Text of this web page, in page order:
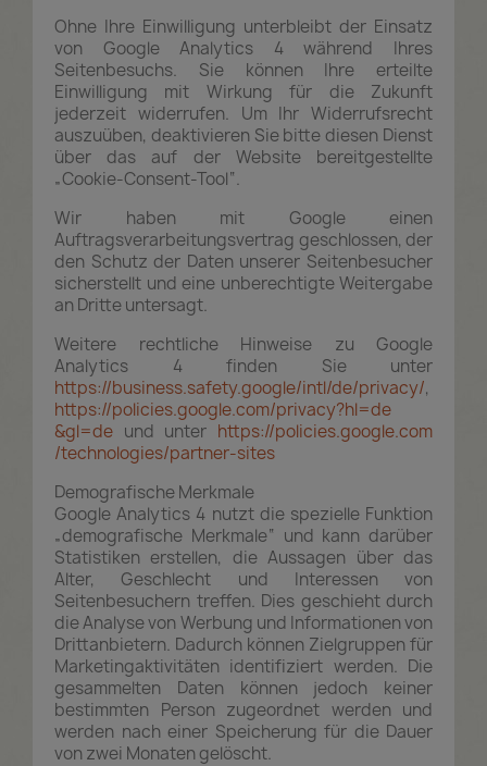
Ohne Ihre Einwilligung unterbleibt der Einsatz
von Google Analytics 4 während Ihres
Seitenbesuchs. Sie können Ihre erteilte
Einwilligung mit Wirkung für die Zukunft
jederzeit widerrufen. Um Ihr Widerrufsrecht
auszuüben, deaktivieren Sie bitte diesen Dienst
über das auf der Website bereitgestellte
„Cookie-Consent-Tool“.
Wir haben mit Google einen
Auftragsverarbeitungsvertrag geschlossen, der
den Schutz der Daten unserer Seitenbesucher
sicherstellt und eine unberechtigte Weitergabe
an Dritte untersagt.
Weitere rechtliche Hinweise zu Google
Analytics 4 finden Sie unter
https://business.safety.google/intl/de/privacy/,
https://policies.google.com/privacy?hl=de
&gl=de und unter https://policies.google.com
/technologies/partner-sites
Demografische Merkmale
Google Analytics 4 nutzt die spezielle Funktion
„demografische Merkmale“ und kann darüber
Statistiken erstellen, die Aussagen über das
Alter, Geschlecht und Interessen von
Seitenbesuchern treffen. Dies geschieht durch
die Analyse von Werbung und Informationen von
Drittanbietern. Dadurch können Zielgruppen für
Marketingaktivitäten identifiziert werden. Die
gesammelten Daten können jedoch keiner
bestimmten Person zugeordnet werden und
werden nach einer Speicherung für die Dauer
von zwei Monaten gelöscht.